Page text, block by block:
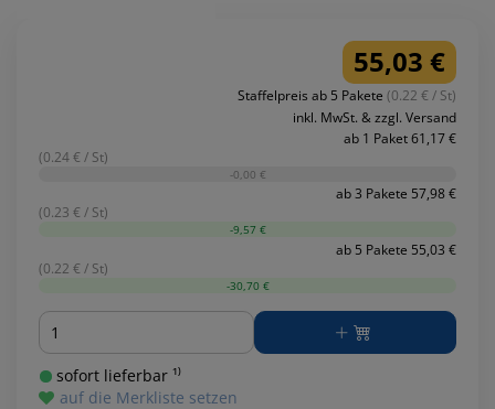
55,03 €
Staffelpreis ab 5 Pakete (0.22 € / St)
inkl. MwSt. & zzgl. Versand
ab 1 Paket 61,17 €
(0.24 € / St)
-0,00 €
ab 3 Pakete 57,98 €
(0.23 € / St)
-9,57 €
ab 5 Pakete 55,03 €
(0.22 € / St)
-30,70 €
Menge
sofort lieferbar ¹⁾
auf die Merkliste setzen